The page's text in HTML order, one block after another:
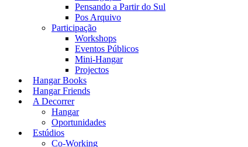
Pensando a Partir do Sul
Pos Arquivo
Participação
Workshops
Eventos Públicos
Mini-Hangar
Projectos
Hangar Books
Hangar Friends
A Decorrer
Hangar
Oportunidades
Estúdios
Co-Working